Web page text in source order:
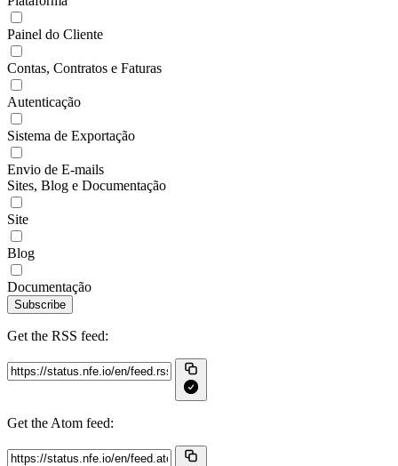
Painel do Cliente
Contas, Contratos e Faturas
Autenticação
Sistema de Exportação
Envio de E-mails
Sites, Blog e Documentação
Site
Blog
Documentação
Subscribe
Get the RSS feed:
Get the Atom feed: